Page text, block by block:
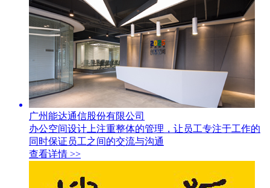
广州能达通信股份有限公司
办公空间设计上注重整体的管理，让员工专注于工作的
同时保证员工之间的交流与沟通
查看详情 >>